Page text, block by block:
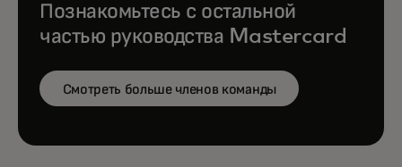
Познакомьтесь с остальной
частью руководства Mastercard
Смотреть больше членов команды